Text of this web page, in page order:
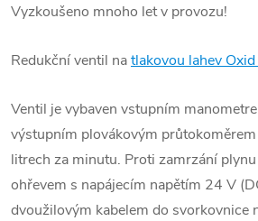
Vyzkoušeno mnoho let v provozu!
Redukční ventil natlakovou lahev
Ventil je vybaven vstupním
výstupním plovákovým
litrech za minutu. Proti zamrzání
ohřevem s napájecím napětím 24 V
dvoužilovým kabelem do svorkovnice